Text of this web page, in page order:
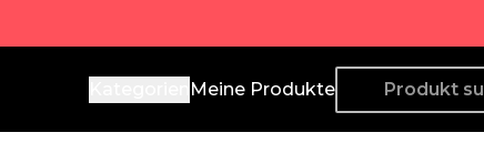
Producto de Aquí
Meine Produkte